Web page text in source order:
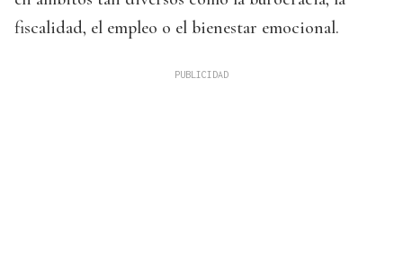
fiscalidad, el empleo o el bienestar emocional.